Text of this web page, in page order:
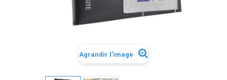
Agrandir l'image